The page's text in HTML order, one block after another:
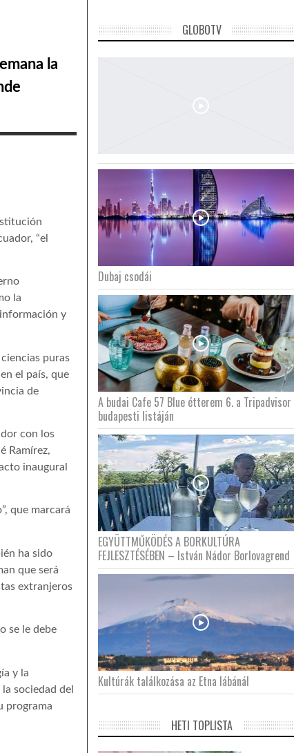
la
“el
la
y
puras
el país, que
de
con los
Ramírez,
inaugural
que marcará
ha sido
que será
extranjeros
se le debe
y la
sociedad del
programa
GLOBOTV
Dubaj csodái
A budai Cafe 57 Blue étterem 6. a Tripadvisor
budapesti listáján
EGYÜTTMŰKÖDÉS A BORKULTÚRA
FEJLESZTÉSÉBEN – István Nádor Borlovagrend
Kultúrák találkozása az Etna lábánál
HETI TOPLISTA